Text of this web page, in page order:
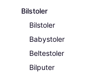
Bilstoler
Bilstoler
Babystoler
Beltestoler
Bilputer